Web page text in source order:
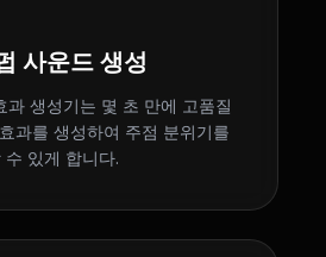
사운드 생성
과 생성기는 몇 초 만에 고품질
과를 생성하여 주점 분위기를
있게 합니다.